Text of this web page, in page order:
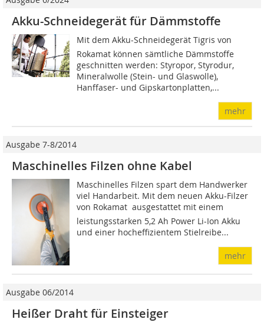
Akku-Schneidegerät für Dämmstoffe
Mit dem Akku-Schneidegerät Tigris von
Rokamat können sämtliche Dämmstoffe
geschnitten werden: Styropor, Styrodur,
Mineralwolle (Stein- und Glaswolle),
Hanffaser- und Gipskartonplatten,...
mehr
Ausgabe 7-8/2014
Maschinelles Filzen ohne Kabel
Maschinelles Filzen spart dem Handwerker
viel Handarbeit. Mit dem neuen Akku-Filzer
von Rokamat  ausgestattet mit einem
leistungsstarken 5,2 Ah Power Li-Ion Akku
und einer hocheffizientem Stielreibe...
mehr
Ausgabe 06/2014
Heißer Draht für Einsteiger